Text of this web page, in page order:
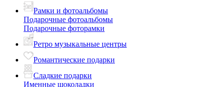
Рамки и фотоальбомы
Подарочные фотоальбомы
Подарочные фоторамки
Ретро музыкальные центры
Романтические подарки
Сладкие подарки
Именные шоколадки